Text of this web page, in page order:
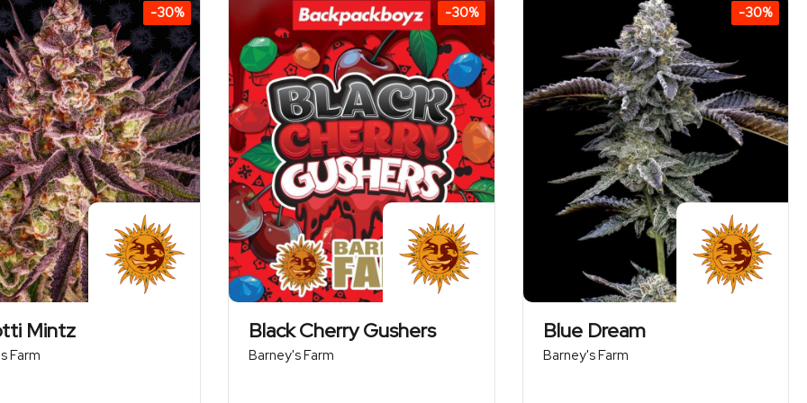
234,50 zł
245,70 zł
245,70 zł
-30%
Mintz
Farm
-30%
Black Cherry Gushers
Barney's Farm
-30%
Blue Dream
Barney's Farm